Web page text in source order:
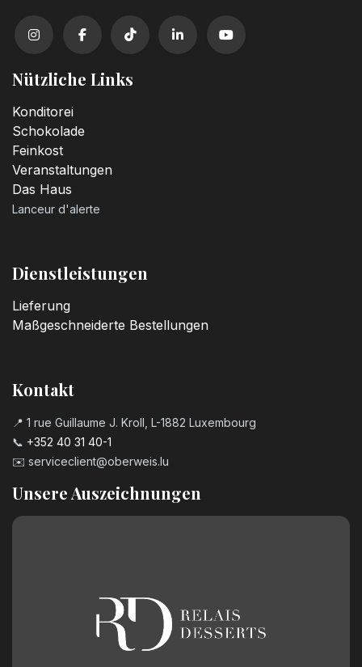
Nützliche Links
Konditorei
Schokolade
Feinkost
Veranstaltungen
Das Haus
Lanceur d'alerte
Dienstleistungen
Lieferung
Maßgeschneiderte Bestellungen
Kontakt
📍 1 rue Guillaume J. Kroll, L-1882 Luxembourg
📞 +352 40 31 40-1
✉️ serviceclient@oberweis.lu
Unsere Auszeichnungen